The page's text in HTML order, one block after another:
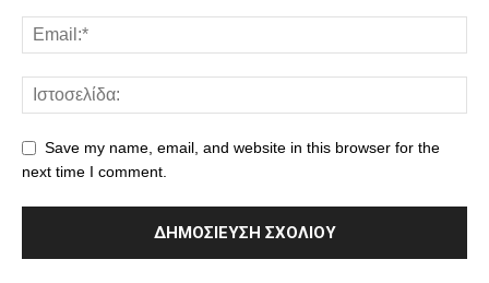
Save my name, email, and website in this browser for the
next time I comment.